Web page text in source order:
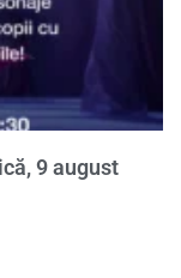
9 august